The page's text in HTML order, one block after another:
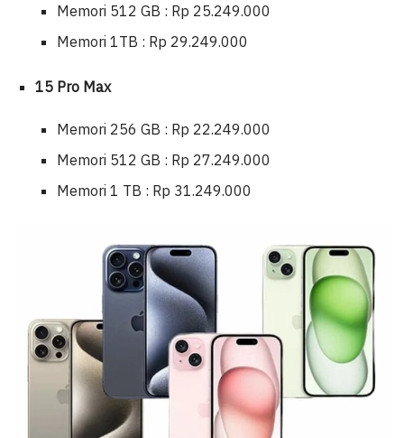
Memori 512 GB : Rp 25.249.000
Memori 1TB : Rp 29.249.000
15 Pro Max
Memori 256 GB : Rp 22.249.000
Memori 512 GB : Rp 27.249.000
Memori 1 TB : Rp 31.249.000